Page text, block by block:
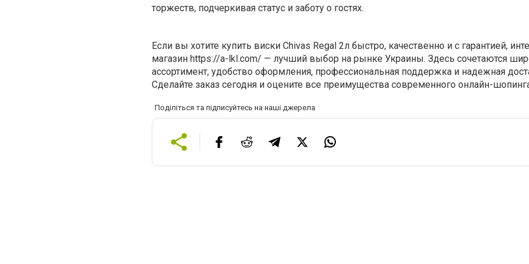
торжеств, подчеркивая статус и заботу о гостях.
Если вы хотите купить виски Chivas Regal 2л быстро, качественно и с гарантией,
магазин https://a-lkl.com/ — лучший выбор на рынке Украины. Здесь сочетаются
ассортимент, удобство оформления, профессиональная поддержка и надежная
Сделайте заказ сегодня и оцените все преимущества современного онлайн-
Поділіться та підписуйтесь на наші джерела